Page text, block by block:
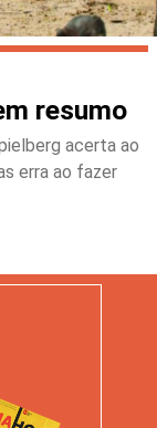
resumo
acerta ao
erra ao fazer